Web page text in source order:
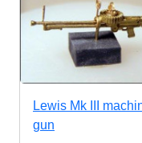
Lewis Mk III
gun